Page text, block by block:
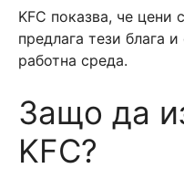
KFC показва, че цени
предлага тези блага
работна среда.
Защо да
KFC?